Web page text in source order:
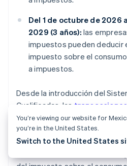
Del 1 de octubre de 2026
2029 (3 años): las
impuestos pueden deducir
impuesto sobre el
a impuestos.
Desde la introducción del
Cualificadas, las
empresas exentas de
preocupación para los clientes,
reclamar créditos fiscales. Sin
You’re viewing our website for
you’re in the United States.
Switch to the United States